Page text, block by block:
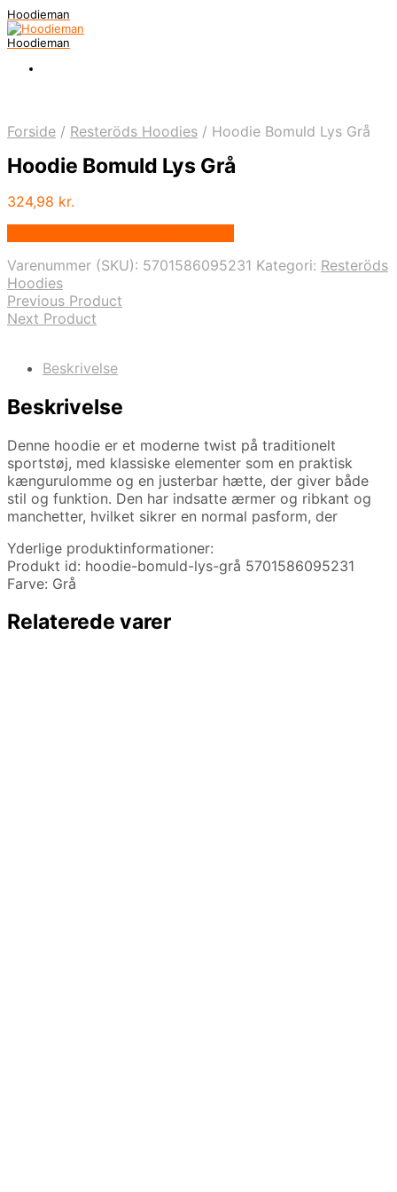
Hoodieman
Hoodieman
Forside / Resteröds Hoodies / Hoodie Bomuld Lys Grå
Hoodie Bomuld Lys Grå
324,98 kr.
Varenummer (SKU): 5701586095231 Kategori: Resteröds
Hoodies
Previous Product
Next Product
Beskrivelse
Beskrivelse
Denne hoodie er et moderne twist på traditionelt
sportstøj, med klassiske elementer som en praktisk
kængurulomme og en justerbar hætte, der giver både
stil og funktion. Den har indsatte ærmer og ribkant og
manchetter, hvilket sikrer en normal pasform, der
Yderlige produktinformationer:
Produkt id: hoodie-bomuld-lys-grå 5701586095231
Farve: Grå
Relaterede varer